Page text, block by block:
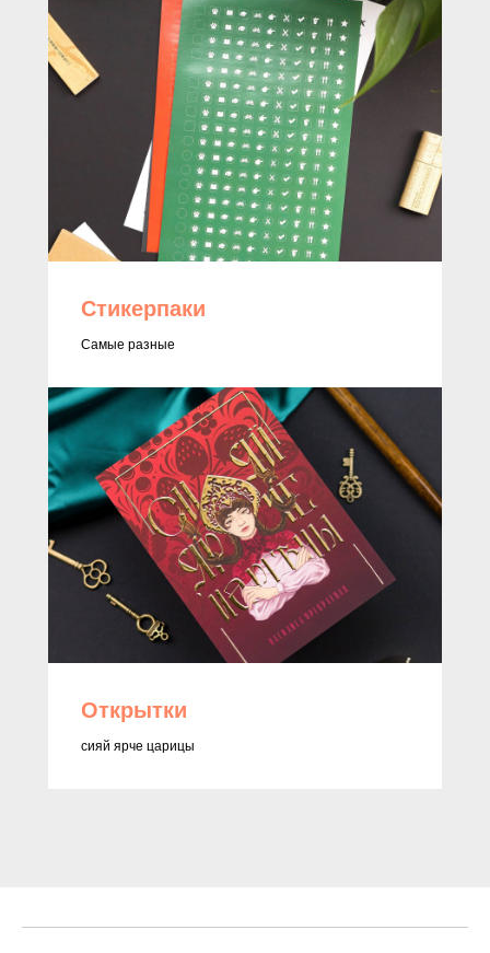
Стикерпаки
Самые разные
Открытки
сияй ярче царицы